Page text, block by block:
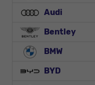
Audi
Bentley
BMW
BYD